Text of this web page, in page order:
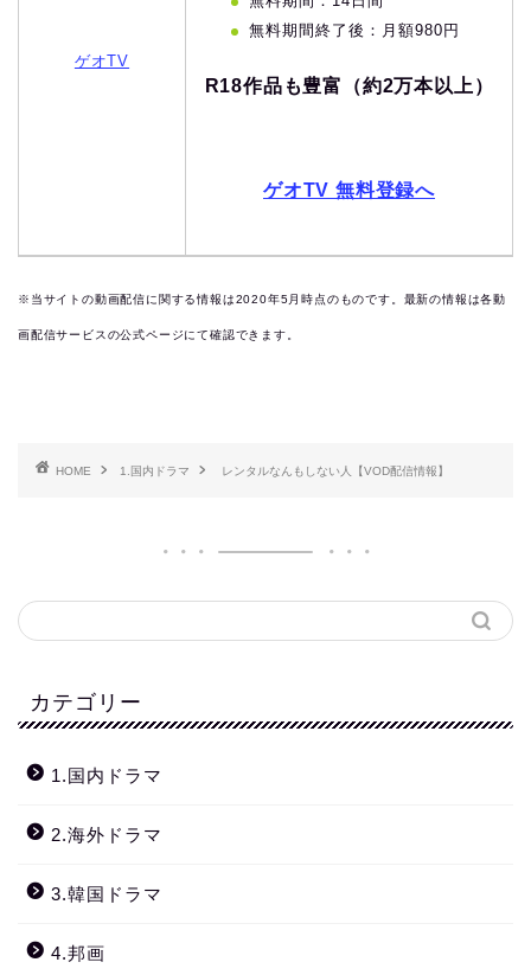
ゲオTV
無料期間終了後：月額980円
R18作品も豊富（約2万本以上）
ゲオTV 無料登録へ
※当サイトの動画配信に関する情報は2020年5月時点のものです。最新の情報は各動
画配信サービスの公式ページにて確認できます。
HOME 1.国内ドラマ レンタルなんもしない人【VOD配信情報】
カテゴリー
1.国内ドラマ
2.海外ドラマ
3.韓国ドラマ
4.邦画